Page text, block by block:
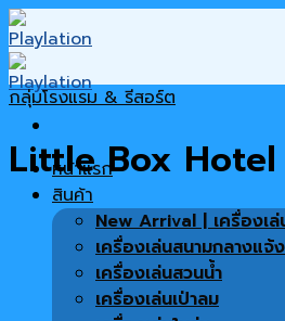
Skip
to
content
หน้าแรก
สินค้า
New Arrival | เครื่องเ
เครื่องเล่นสนามกลางแจ้ง
เครื่องเล่นสวนน้ำ
เครื่องเล่นเป่าลม
กลุ่มโรงแรม & รีสอร์ต
Little Box Hotel